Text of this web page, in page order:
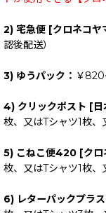
2) 宅急便 [クロネコヤ
認後配送）
3) ゆうパック： ￥
4) クリックポスト [日
枚、又はTシャツ1枚
5) こねこ便420 [クロ
枚、又はTシャツ1枚
6) レターパックプラ